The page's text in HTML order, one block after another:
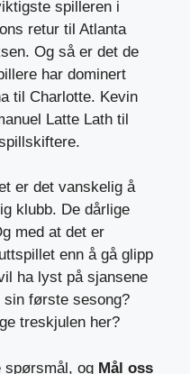
spilleren i
retur til Atlanta
Og så er det de
har dominert
til Charlotte. Kevin
Latte Lath til
er det vanskelig å
klubb. De dårlige
med at det er
enn å gå glipp
ha lyst på sjansene
første sesong?
treskjulen her?
spørsmål, og Mål oss